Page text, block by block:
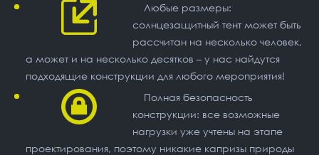
Любые размеры:
солнцезащитный тент может быть
рассчитан на несколько человек,
а может и на несколько десятков – у нас найдутся
подходящие конструкции для любого мероприятия!
Полная безопасность
конструкции: все возможные
нагрузки уже учтены на этапе
проектирования, поэтому никакие капризы природы